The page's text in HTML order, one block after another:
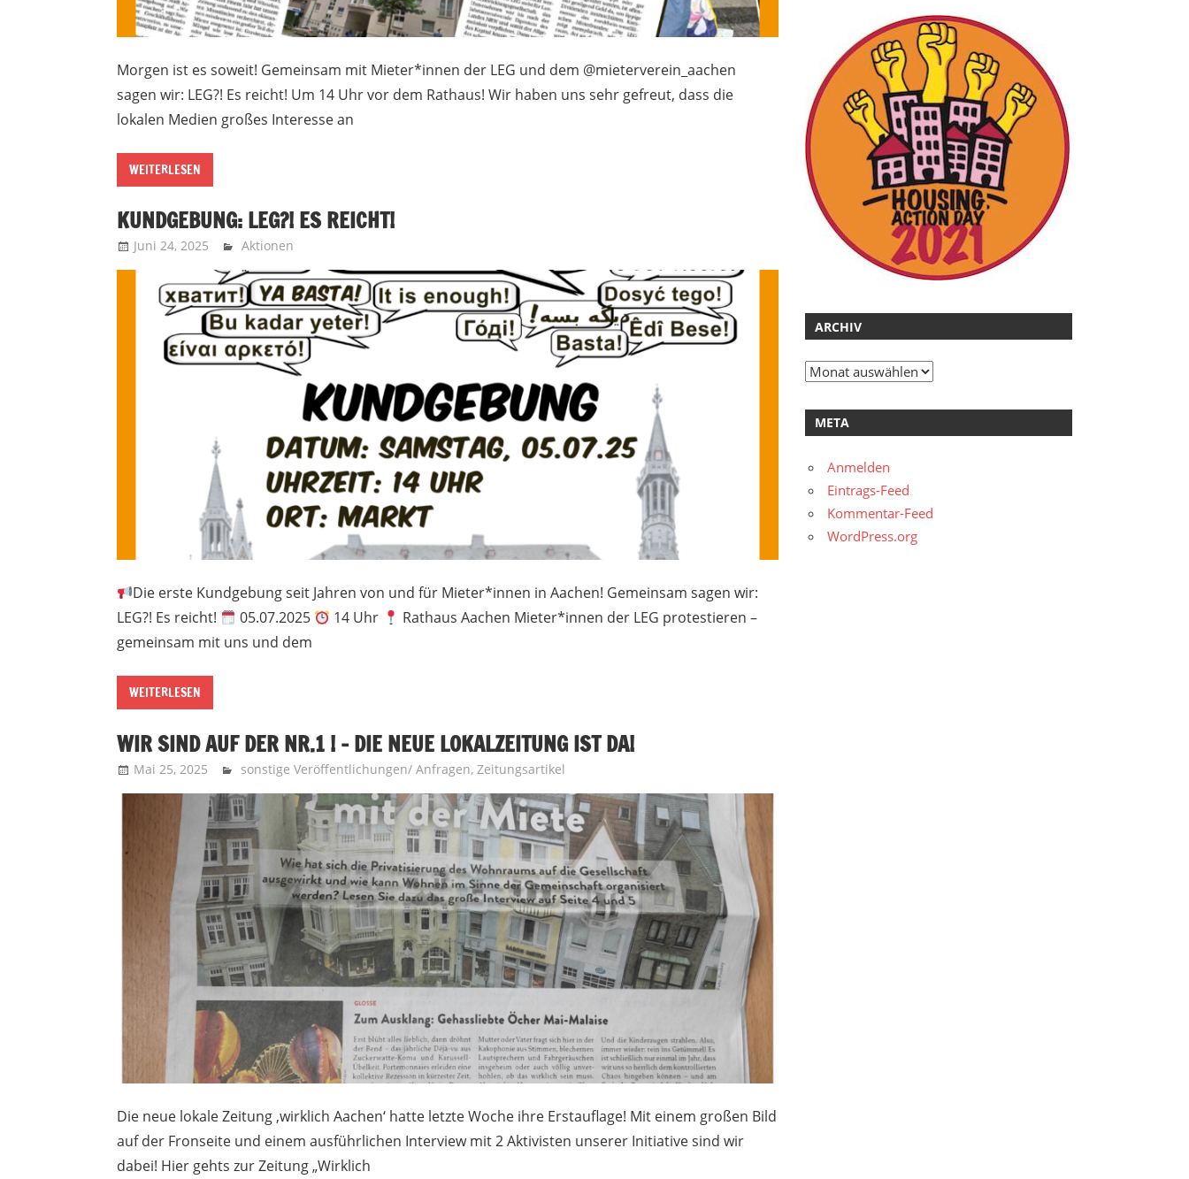
Morgen ist es soweit! Gemeinsam mit Mieter*innen der LEG und dem @mieterverein_aachen
sagen wir: LEG?! Es reicht! Um 14 Uhr vor dem Rathaus! Wir haben uns sehr gefreut, dass die
lokalen Medien großes Interesse an
WEITERLESEN
KUNDGEBUNG: LEG?! ES REICHT!
Juni 24, 2025 Recht auf Stadt Aachen
Aktionen
Die erste Kundgebung seit Jahren von und für Mieter*innen in Aachen! Gemeinsam sagen wir:
LEG?! Es reicht!
05.07.2025 14 Uhr
Rathaus Aachen Mieter*innen der LEG protestieren –
gemeinsam mit uns und dem
WEITERLESEN
WIR SIND AUF DER NR.1 ! – DIE NEUE LOKALZEITUNG IST DA!
Mai 25, 2025 Recht auf Stadt Aachen
sonstige Veröffentlichungen/ Anfragen,Zeitungsartikel
Die neue lokale Zeitung ‚wirklich Aachen‘ hatte letzte Woche ihre Erstauflage! Mit einem großen Bild
auf der Fronseite und einem ausführlichen Interview mit 2 Aktivisten unserer Initiative sind wir
dabei! Hier gehts zur Zeitung „Wirklich
ARCHIV
Archiv
META
Anmelden
Eintrags-Feed
Kommentar-Feed
WordPress.org